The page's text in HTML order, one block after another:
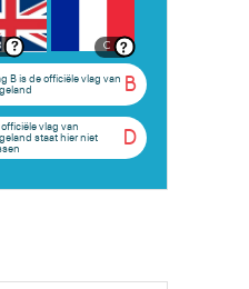
C
B
B is de officiële vlag van
D
officiële vlag van
staat hier niet